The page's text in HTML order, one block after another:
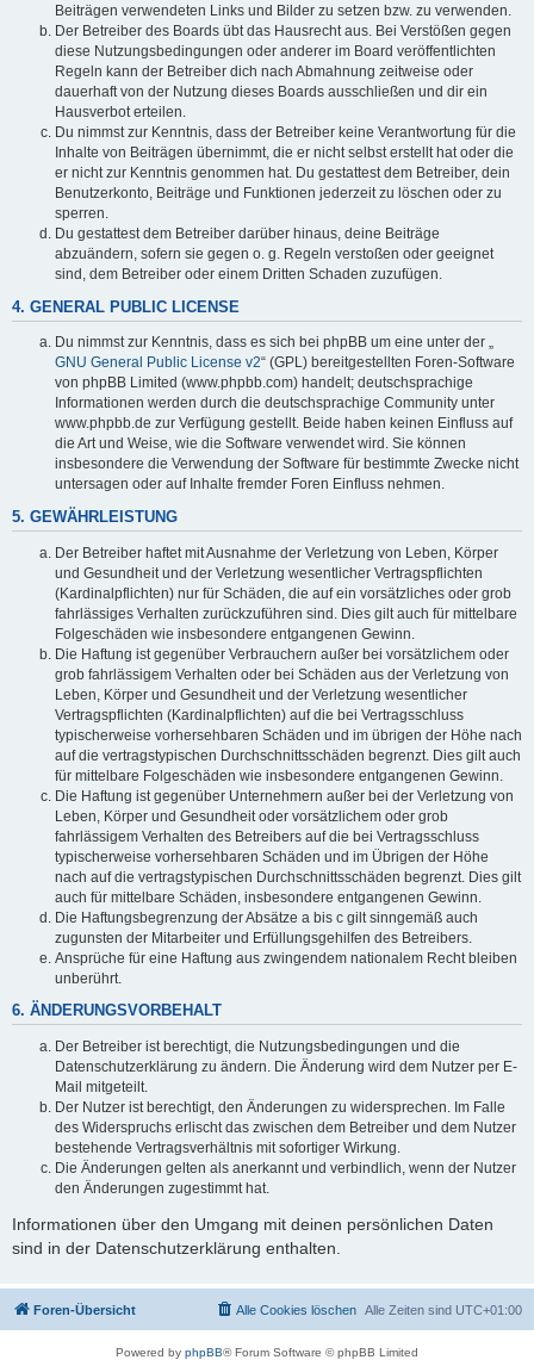
Beiträgen verwendeten Links und Bilder zu setzen bzw. zu verwenden.
Der Betreiber des Boards übt das Hausrecht aus. Bei Verstößen gegen
diese Nutzungsbedingungen oder anderer im Board veröffentlichten
Regeln kann der Betreiber dich nach Abmahnung zeitweise oder
dauerhaft von der Nutzung dieses Boards ausschließen und dir ein
Hausverbot erteilen.
Du nimmst zur Kenntnis, dass der Betreiber keine Verantwortung für die
Inhalte von Beiträgen übernimmt, die er nicht selbst erstellt hat oder die
er nicht zur Kenntnis genommen hat. Du gestattest dem Betreiber, dein
Benutzerkonto, Beiträge und Funktionen jederzeit zu löschen oder zu
sperren.
Du gestattest dem Betreiber darüber hinaus, deine Beiträge
abzuändern, sofern sie gegen o. g. Regeln verstoßen oder geeignet
sind, dem Betreiber oder einem Dritten Schaden zuzufügen.
4. GENERAL PUBLIC LICENSE
Du nimmst zur Kenntnis, dass es sich bei phpBB um eine unter der „
GNU General Public License v2“ (GPL) bereitgestellten Foren-Software
von phpBB Limited (www.phpbb.com) handelt; deutschsprachige
Informationen werden durch die deutschsprachige Community unter
www.phpbb.de zur Verfügung gestellt. Beide haben keinen Einfluss auf
die Art und Weise, wie die Software verwendet wird. Sie können
insbesondere die Verwendung der Software für bestimmte Zwecke nicht
untersagen oder auf Inhalte fremder Foren Einfluss nehmen.
5. GEWÄHRLEISTUNG
Der Betreiber haftet mit Ausnahme der Verletzung von Leben, Körper
und Gesundheit und der Verletzung wesentlicher Vertragspflichten
(Kardinalpflichten) nur für Schäden, die auf ein vorsätzliches oder grob
fahrlässiges Verhalten zurückzuführen sind. Dies gilt auch für mittelbare
Folgeschäden wie insbesondere entgangenen Gewinn.
Die Haftung ist gegenüber Verbrauchern außer bei vorsätzlichem oder
grob fahrlässigem Verhalten oder bei Schäden aus der Verletzung von
Leben, Körper und Gesundheit und der Verletzung wesentlicher
Vertragspflichten (Kardinalpflichten) auf die bei Vertragsschluss
typischerweise vorhersehbaren Schäden und im übrigen der Höhe nach
auf die vertragstypischen Durchschnittsschäden begrenzt. Dies gilt auch
für mittelbare Folgeschäden wie insbesondere entgangenen Gewinn.
Die Haftung ist gegenüber Unternehmern außer bei der Verletzung von
Leben, Körper und Gesundheit oder vorsätzlichem oder grob
fahrlässigem Verhalten des Betreibers auf die bei Vertragsschluss
typischerweise vorhersehbaren Schäden und im Übrigen der Höhe
nach auf die vertragstypischen Durchschnittsschäden begrenzt. Dies gilt
auch für mittelbare Schäden, insbesondere entgangenen Gewinn.
Die Haftungsbegrenzung der Absätze a bis c gilt sinngemäß auch
zugunsten der Mitarbeiter und Erfüllungsgehilfen des Betreibers.
Ansprüche für eine Haftung aus zwingendem nationalem Recht bleiben
unberührt.
6. ÄNDERUNGSVORBEHALT
Der Betreiber ist berechtigt, die Nutzungsbedingungen und die
Datenschutzerklärung zu ändern. Die Änderung wird dem Nutzer per E-
Mail mitgeteilt.
Der Nutzer ist berechtigt, den Änderungen zu widersprechen. Im Falle
des Widerspruchs erlischt das zwischen dem Betreiber und dem Nutzer
bestehende Vertragsverhältnis mit sofortiger Wirkung.
Die Änderungen gelten als anerkannt und verbindlich, wenn der Nutzer
den Änderungen zugestimmt hat.
Informationen über den Umgang mit deinen persönlichen Daten
sind in der Datenschutzerklärung enthalten.
Foren-Übersicht Alle Zeiten sind UTC+01:00
Alle Cookies löschen
Powered by phpBB® Forum Software © phpBB Limited